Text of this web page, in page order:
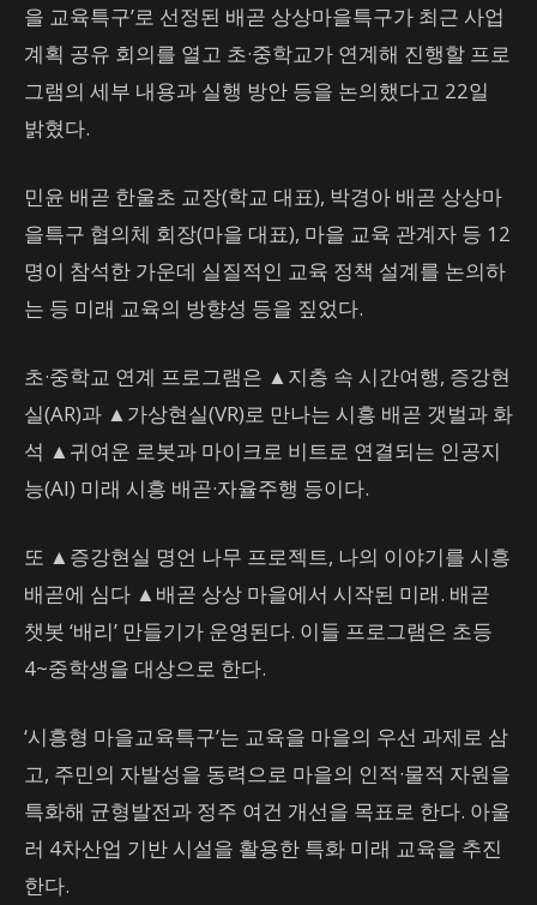
을 교육특구’로 선정된 배곧 상상마을특구가 최근 사업
계획 공유 회의를 열고 초·중학교가 연계해 진행할 프로
그램의 세부 내용과 실행 방안 등을 논의했다고 22일
밝혔다.
민윤 배곧 한울초 교장(학교 대표), 박경아 배곧 상상마
을특구 협의체 회장(마을 대표), 마을 교육 관계자 등 12
명이 참석한 가운데 실질적인 교육 정책 설계를 논의하
는 등 미래 교육의 방향성 등을 짚었다.
초·중학교 연계 프로그램은 ▲지층 속 시간여행, 증강현
실(AR)과 ▲가상현실(VR)로 만나는 시흥 배곧 갯벌과 화
석 ▲귀여운 로봇과 마이크로 비트로 연결되는 인공지
능(AI) 미래 시흥 배곧·자율주행 등이다.
또 ▲증강현실 명언 나무 프로젝트, 나의 이야기를 시흥
배곧에 심다 ▲배곧 상상 마을에서 시작된 미래. 배곧
챗봇 ‘배리’ 만들기가 운영된다. 이들 프로그램은 초등
4~중학생을 대상으로 한다.
‘시흥형 마을교육특구’는 교육을 마을의 우선 과제로 삼
고, 주민의 자발성을 동력으로 마을의 인적·물적 자원을
특화해 균형발전과 정주 여건 개선을 목표로 한다. 아울
러 4차산업 기반 시설을 활용한 특화 미래 교육을 추진
한다.